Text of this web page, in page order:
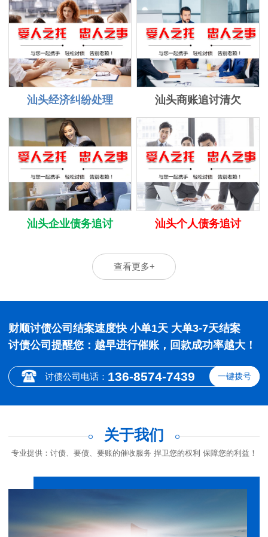
汕头经济纠纷处理 汕头商账追讨清欠
汕头企业债务追讨 汕头个人债务追讨
查看更多+
财顺讨债公司结案速度快 小单1天 大单3-7天结案
讨债公司提醒您：越早进行催账，回款成功率越大！
讨债公司电话： 136-8574-7439 一键拨号
关于我们
专业提供：讨债、要债、要账的催收服务 捍卫您的权利 保障您的利益！